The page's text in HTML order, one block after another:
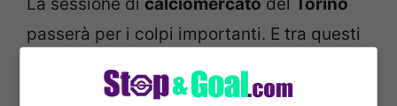
La sessione di calciomercato del Torino
passerà per i colpi importanti. E tra questi
il forte difensore in arrivo dal
Dusseldorfche per certi versi ricorda in